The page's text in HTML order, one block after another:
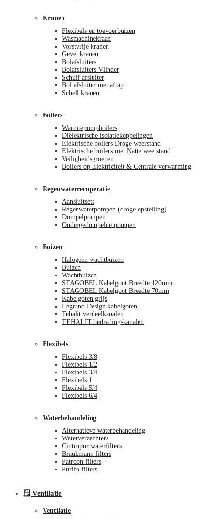
Kranen
Flexibels en toevoerbuizen
Wasmachinekraan
Vorstvrije kranen
Gevel kranen
Bolafsluiters
Bolafsluiters Vlinder
Schuif afsluiter
Bol afsluiter met aftap
Schell kranen
Boilers
Warmtepompboilers
Diëlektrische isolatiekoppelingen
Elektrische boilers Droge weerstand
Elektrische boilers met Natte weerstand
Veiligheidsgroepen
Boilers op Elektriciteit & Centrale verwarming
Regenwaterrecuperatie
Aansluitsets
Regenwaterpompen (droge opstelling)
Dompelpompen
Ondergedompelde pompen
Buizen
Halogeen wachtbuizen
Buizen
Wachtbuizen
STAGOBEL Kabelgoot Breedte 120mm
STAGOBEL Kabelgoot Breedte 70mm
Kabelgoten grijs
Legrand Design kabelgoten
Tehalit verdeelkanalen
TEHALIT bedradingskanalen
Flexibels
Flexibels 3/8
Flexibels 1/2
Flexibels 3/4
Flexibels 1
Flexibels 5/4
Flexibels 6/4
Waterbehandeling
Alternatieve waterbehandeling
Waterverzachters
Cintropur waterfilters
Braukmann filters
Patroon filters
Purifo filters
🪟 Ventilatie
Ventilatie